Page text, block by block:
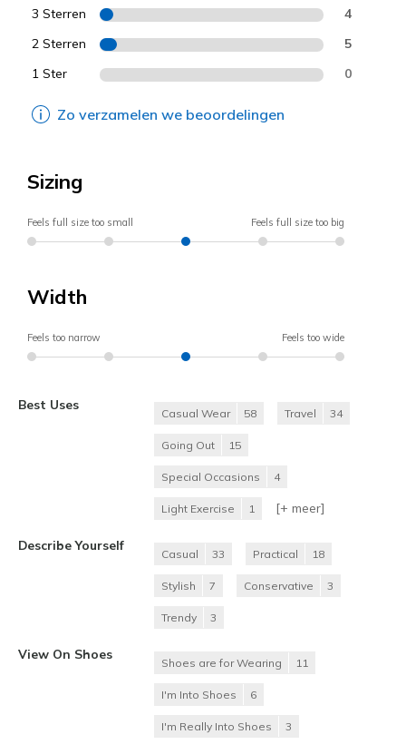
3 Sterren 4
2 Sterren 5
1 Ster 0
Zo verzamelen we beoordelingen
Sizing
Feels full size too small Feels full size too big
Width
Feels too narrow Feels too wide
Best Uses
Casual Wear 58 Travel 34
Going Out 15
Special Occasions 4
Light Exercise 1 [+ meer]
Describe Yourself
Casual 33 Practical 18
Stylish 7 Conservative 3
Trendy 3
View On Shoes
Shoes are for Wearing 11
I'm Into Shoes 6
I'm Really Into Shoes 3